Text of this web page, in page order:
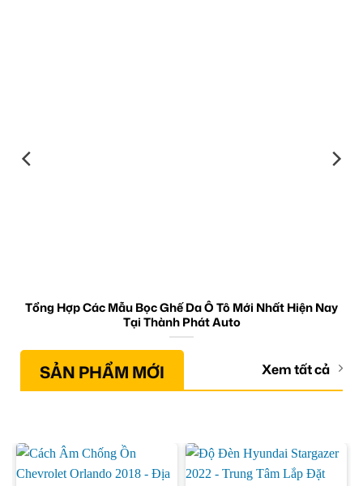
Tổng Hợp Các Mẫu Bọc Ghế Da Ô Tô Mới Nhất Hiện Nay
Tại Thành Phát Auto
SẢN PHẨM MỚI Xem tất cả